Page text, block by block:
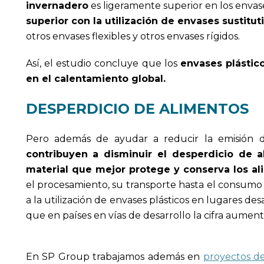
invernaderoes ligeramente superior en los
superior con la utilización de envases
otros envases flexibles y otros envases rígidos.
Así, el estudio concluye que los envases
en el calentamiento global.
DESPERDICIO DE ALIMENTOS
Pero además de ayudar a reducir la emisión
contribuyen a disminuir el desperdicio de
material que mejor protege y conserva los
el procesamiento, su transporte hasta el
a la utilización de envases plásticos en lugares
que en países en vías de desarrollo la cifra
En SP Group trabajamos además en proyectos